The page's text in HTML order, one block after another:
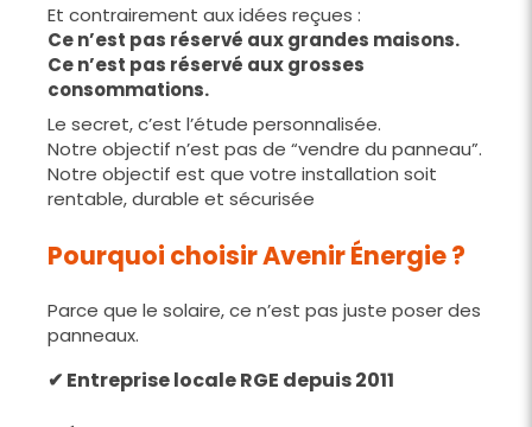
Et contrairement aux idées reçues :
Ce n’est pas réservé aux grandes maisons.
Ce n’est pas réservé aux grosses
consommations.
Le secret, c’est l’étude personnalisée.
Notre objectif n’est pas de “vendre du panneau”.
Notre objectif est que votre installation soit
rentable, durable et sécurisée
Pourquoi choisir Avenir Énergie ?
Parce que le solaire, ce n’est pas juste poser des
panneaux.
✔ Entreprise locale RGE depuis 2011